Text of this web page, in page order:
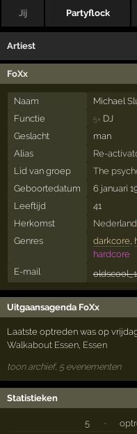
Jij Partyflock
Artiest
FoXx
Naam
Michael
Functie
5× DJ
Geslacht
man
Alias
Re-
Lid van groep
The
Geboortedatum
6 januari
Leeftijd
41
Herkomst
Nederland
Genres darkcore
hardcore
E-mail
Uitgaansagenda FoXx
Laatste optreden was op
Walkabout Essen Essen
toon archief, 5 evenementen
Statistieken
5 ·